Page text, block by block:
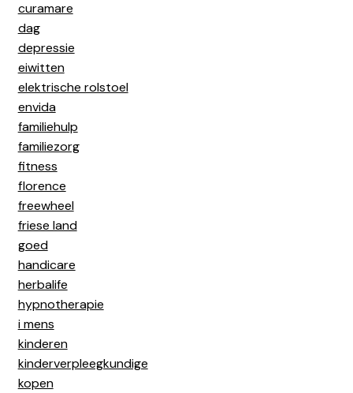
curamare
dag
depressie
eiwitten
elektrische rolstoel
envida
familiehulp
familiezorg
fitness
florence
freewheel
friese land
goed
handicare
herbalife
hypnotherapie
i mens
kinderen
kinderverpleegkundige
kopen